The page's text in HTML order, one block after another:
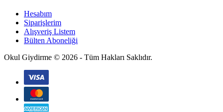
Hesabım
Siparişlerim
Alışveriş Listem
Bülten Aboneliği
Okul Giydirme © 2026 - Tüm Hakları Saklıdır.